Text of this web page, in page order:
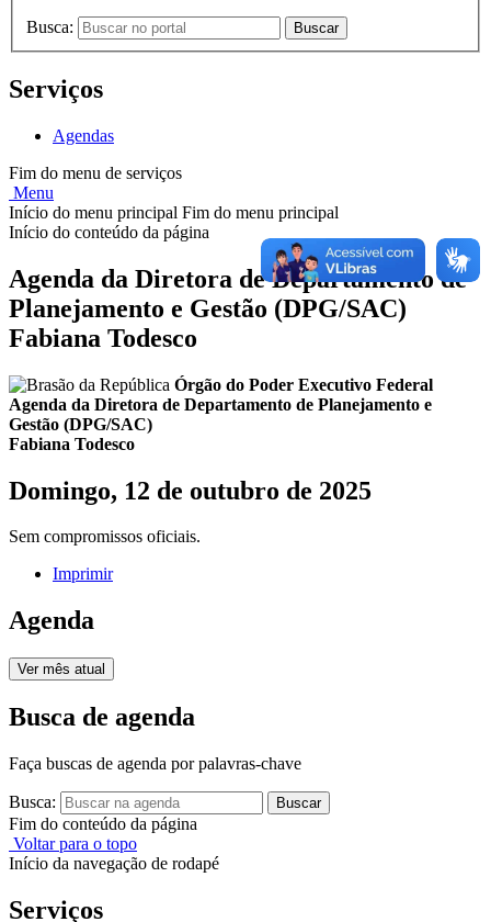
Busca: Buscar
Serviços
Agendas
Fim do menu de serviços
Menu
Início do menu principal Fim do menu principal
Início do conteúdo da página
Agenda da Diretora de Departamento de
Planejamento e Gestão (DPG/SAC)
Fabiana Todesco
Órgão do Poder Executivo Federal
Agenda da Diretora de Departamento de Planejamento e
Gestão (DPG/SAC)
Fabiana Todesco
Domingo, 12 de outubro de 2025
Sem compromissos oficiais.
Imprimir
Agenda
Ver mês atual
Busca de agenda
Faça buscas de agenda por palavras-chave
Busca: Buscar
Fim do conteúdo da página
Voltar para o topo
Início da navegação de rodapé
Serviços